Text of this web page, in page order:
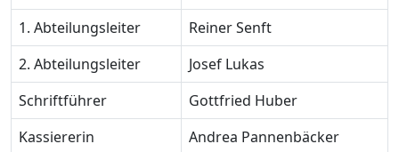
1. Abteilungsleiter
Reiner Senft
2. Abteilungsleiter
Josef Lukas
Schriftführer
Gottfried Huber
Kassiererin
Andrea Pannenbäcker